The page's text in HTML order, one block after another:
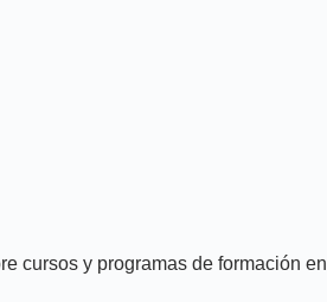
cursos y programas de formación en